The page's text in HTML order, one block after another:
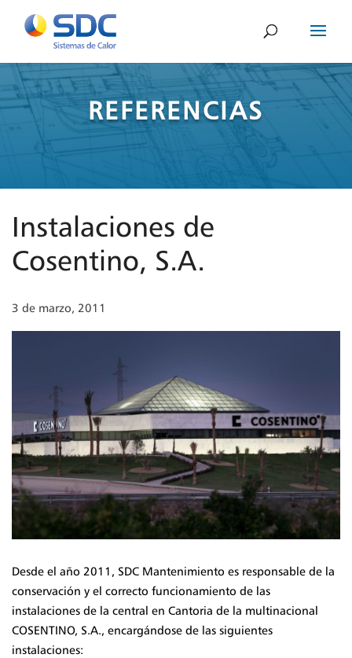
REFERENCIAS
Instalaciones de
Cosentino, S.A.
3 de marzo, 2011
Desde el año 2011, SDC Mantenimiento es responsable de la
conservación y el correcto funcionamiento de las
instalaciones de la central en Cantoria de la multinacional
COSENTINO, S.A., encargándose de las siguientes
instalaciones: